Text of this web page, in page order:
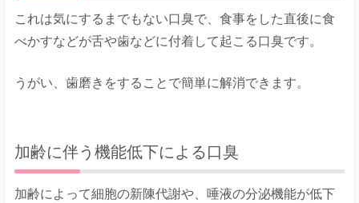
これは気にするまでもない口臭で、食事をした直後に食
べかすなどが舌や歯などに付着して起こる口臭です。
うがい、歯磨きをすることで簡単に解消できます。
加齢に伴う機能低下による口臭
加齢によって細胞の新陳代謝や、唾液の分泌機能が低下